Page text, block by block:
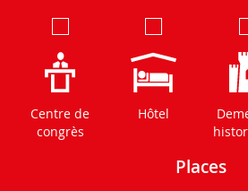
Centre de
congrès
Hôtel
Places